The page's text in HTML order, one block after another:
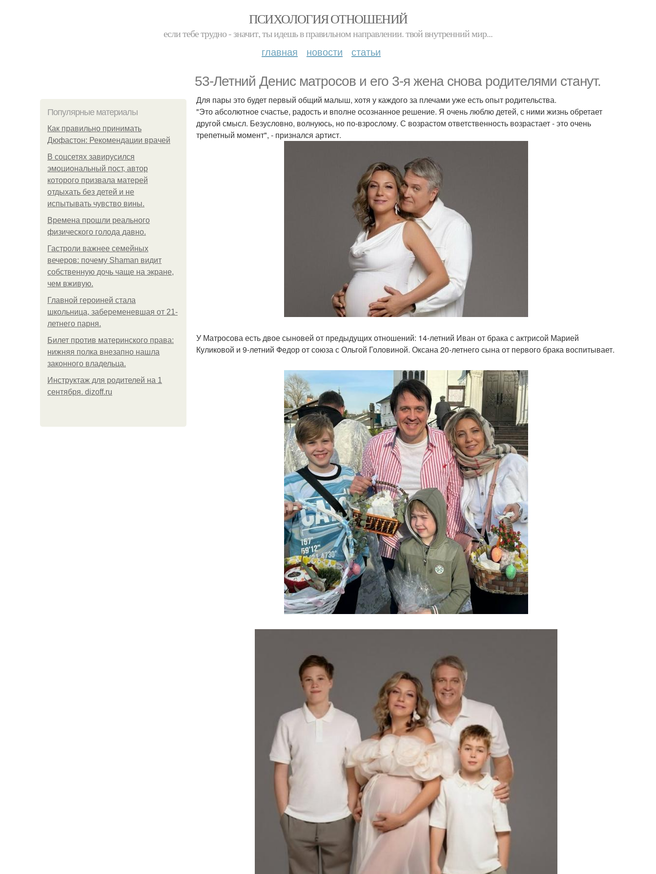
ПСИХОЛОГИЯ ОТНОШЕНИЙ
если тебе трудно - значит, ты идешь в правильном направлении. твой внутренний мир...
главная новости статьи
53-Летний Денис матросов и его 3-я жена снова родителями станут.
Популярные материалы
Как правильно принимать
Дюфастон: Рекомендации врачей
В соцсетях завирусился
эмоциональный пост, автор
которого призвала матерей
отдыхать без детей и не
испытывать чувство вины.
Bpeмена прошли реального
физического голода давно.
Гастроли важнее семейных
вечеров: почему Shaman видит
собственную дочь чаще на экране,
чем вживую.
Главной героиней стала
школьница, забеременевшая от 21-
летнего парня.
Билет против материнского права:
нижняя полка внезапно нашла
законного владельца.
Инструктаж для родителей на 1
сентября. dizoff.ru
Для пары это будет первый общий малыш, хотя у каждого за плечами уже есть опыт родительства.
"Это абсолютное счастье, радость и вполне осознанное решение. Я очень люблю детей, с ними жизнь обретает
другой смысл. Безусловно, волнуюсь, но по-взрослому. С возрастом ответственность возрастает - это очень
трепетный момент", - признался артист.
У Матросова есть двое сыновей от предыдущих отношений: 14-летний Иван от брака с актрисой Марией
Куликовой и 9-летний Федор от союза с Ольгой Головиной. Оксана 20-летнего сына от первого брака воспитывает.